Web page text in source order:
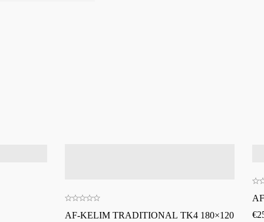
AF-KELIM TRADITIONAL TK4 180×120
€